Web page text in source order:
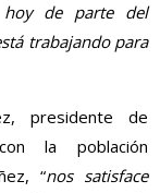
de parte del
trabajando para
presidente de
la población
“nos satisface